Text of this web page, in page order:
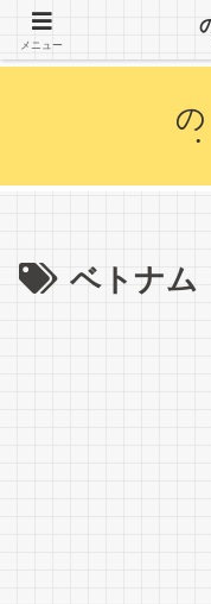
【のまどぼ】手が届くセミリタイア
を持って、場所
ベトナム
メニュー